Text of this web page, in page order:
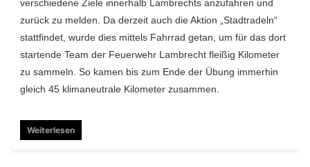
verschiedene Ziele innerhalb Lambrechts anzufahren und
zurück zu melden. Da derzeit auch die Aktion „Stadtradeln“
stattfindet, wurde dies mittels Fahrrad getan, um für das dort
startende Team der Feuerwehr Lambrecht fleißig Kilometer
zu sammeln. So kamen bis zum Ende der Übung immerhin
gleich 45 klimaneutrale Kilometer zusammen.
Weiterlesen